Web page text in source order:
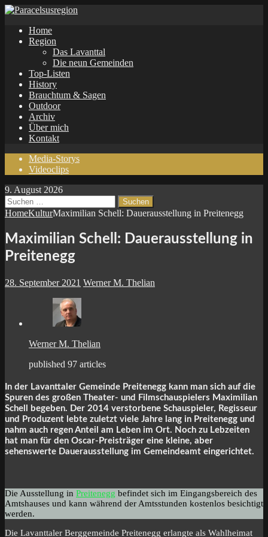
Home
Region
Das Lavanttal
Die neun Gemeinden
Top-Listen
History
Brauchtum & Sagen
Outdoor
Archiv
Über mich
Kontakt
Media-Storys
Videoclips
9. August 2026
Suchen
nach:
HomeKulturMaximilian Schell: Dauerausstellung in Preitenegg
Maximilian Schell: Dauerausstellung in
Preitenegg
28. September 2021 Werner M. Thelian
Werner M. Thelian
published 97 articles
In der Lavanttaler Gemeinde Preitenegg kann man sich auf die
Spuren des großen Theater- und Filmschauspielers Maximilian
Schell begeben. Der 2014 verstorbene Schauspieler, Regisseur
und Produzent lebte zuletzt viele Jahre lang in Preitenegg und
nahm auch regen Anteil am Leben im Ort. Noch zu Lebzeiten
hat man für den Oscar-Preisträger eine kleine, aber
sehenswerte Dauerausstellung im Gemeindeamt eingerichtet.
Die Ausstellung in Preitenegg befindet sich im Eingangsbereich des
Amtshauses und kann während der Amtsstunden kostenlos besichtigt
werden.
Die Lavanttaler Berggemeinde Preitenegg erlangte als Wahlheimat